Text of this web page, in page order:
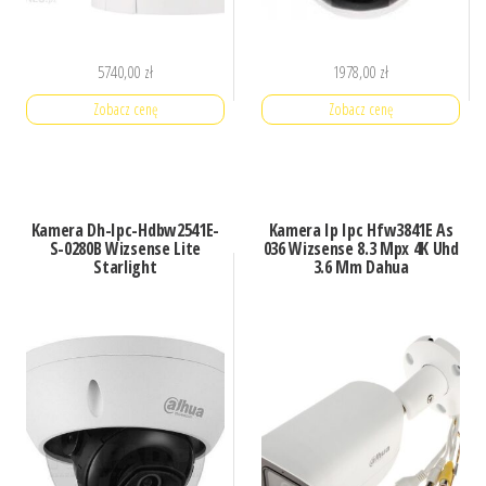
5740,00 zł
Zobacz cenę
1978,00 zł
Zobacz cenę
Kamera Dh-Ipc-Hdbw2541E-
S-0280B Wizsense Lite
Starlight
Kamera Ip Ipc Hfw3841E As
036 Wizsense 8.3 Mpx 4K Uhd
3.6 Mm Dahua